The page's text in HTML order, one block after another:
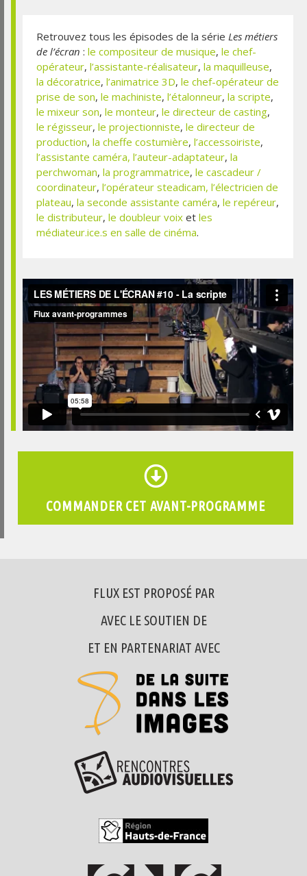
Retrouvez tous les épisodes de la série Les métiers
de l’écran : le compositeur de musique, le chef-
opérateur, l’assistante-réalisateur, la maquilleuse,
la décoratrice, l’animatrice 3D, le chef-opérateur de
prise de son, le machiniste, l’étalonneur, la scripte,
le mixeur son, le monteur, le directeur de casting,
le régisseur, le projectionniste, le directeur de
production, la cheffe costumière, l’accessoiriste,
l’assistante caméra, l’auteur-adaptateur, la
perchwoman, la programmatrice, le cascadeur /
coordinateur, l’opérateur steadicam, l’électricien de
plateau, la seconde assistante caméra, le repéreur,
le distributeur, le doubleur voix et les
médiateur.ice.s en salle de cinéma.
COMMANDER CET AVANT-PROGRAMME
FLUX EST PROPOSÉ PAR
AVEC LE SOUTIEN DE
ET EN PARTENARIAT AVEC